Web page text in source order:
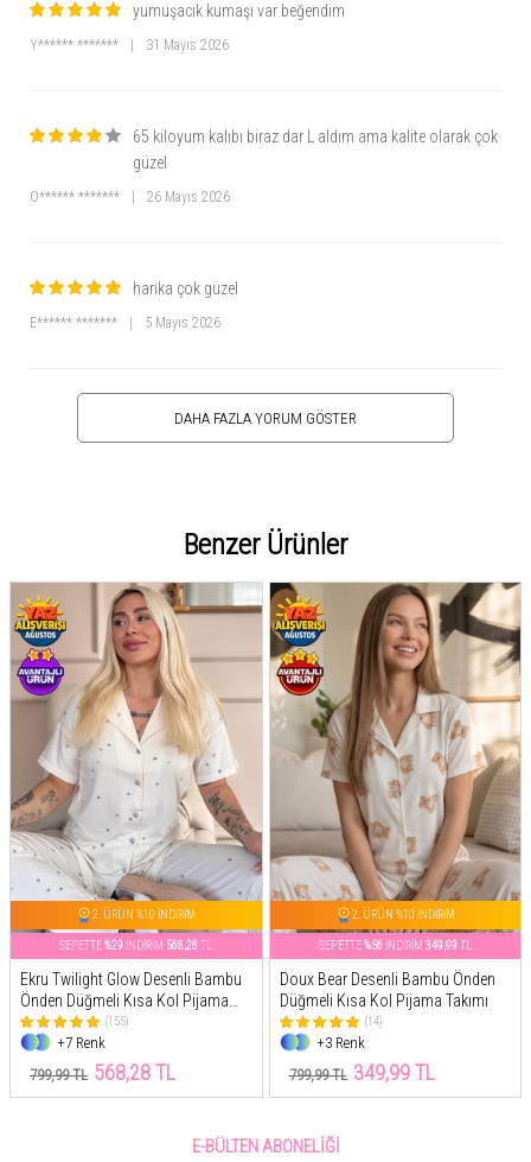
yumuşacık kumaşı var beğendim
Y****** ******* 31 Mayıs 2026
65 kiloyum kalıbı biraz dar L aldım ama kalite olarak çok
güzel
O****** ******* 26 Mayıs 2026
harika çok güzel
E****** ******* 5 Mayıs 2026
DAHA FAZLA YORUM GÖSTER
Benzer Ürünler
2. ÜRÜN %10 İNDİRİM
SEPETTE%29 İNDİRİM 568,28 TL
Ekru Twilight Glow Desenli Bambu
Önden Düğmeli Kısa Kol Pijama
Takımı
(155)
+7 Renk
799,99 TL 568,28 TL
2. ÜRÜN %10 İNDİRİM
SEPETTE%56 İNDİRİM 349,99 TL
Doux Bear Desenli Bambu Önden
Düğmeli Kısa Kol Pijama Takımı
(14)
+3 Renk
799,99 TL 349,99 TL
E-BÜLTEN ABONELIĞI